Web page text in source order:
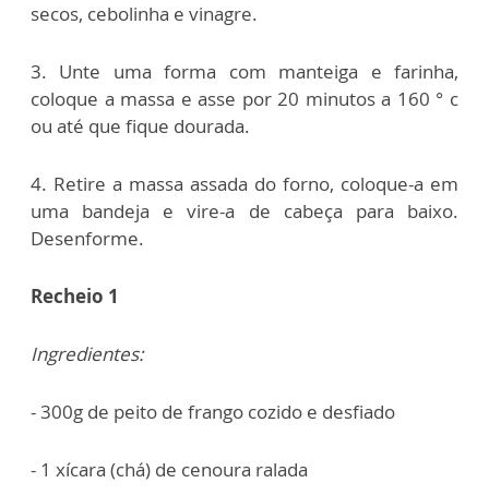
secos, cebolinha e vinagre.
3. Unte uma forma com manteiga e farinha,
coloque a massa e asse por 20 minutos a 160 ° c
ou até que fique dourada.
4. Retire a massa assada do forno, coloque-a em
uma bandeja e vire-a de cabeça para baixo.
Desenforme.
Recheio 1
Ingredientes:
- 300g de peito de frango cozido e desfiado
- 1 xícara (chá) de cenoura ralada